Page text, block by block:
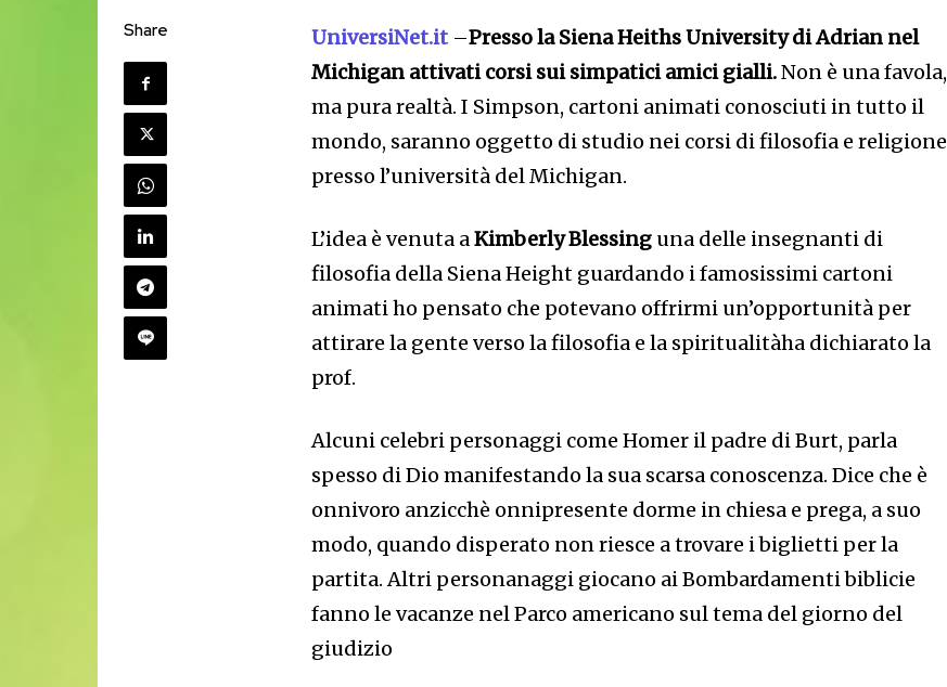
Share UniversiNet.it –Presso la Siena Heiths University di Adrian nel
Michigan attivati corsi sui simpatici amici gialli.Non è una favola,
ma pura realtà. I Simpson, cartoni animati conosciuti in tutto il
mondo, saranno oggetto di studio nei corsi di filosofia e religione
presso l’università del Michigan.
L’idea è venuta aKimberly Blessing una delle insegnanti di
filosofia della Siena Height guardando i famosissimi cartoni
animati ho pensato che potevano offrirmi un’opportunità per
attirare la gente verso la filosofia e la spiritualitàha dichiarato la
prof.
Alcuni celebri personaggi come Homer il padre di Burt, parla
spesso di Dio manifestando la sua scarsa conoscenza. Dice che è
onnivoro anzicchè onnipresente dorme in chiesa e prega, a suo
modo, quando disperato non riesce a trovare i biglietti per la
partita. Altri personanaggi giocano ai Bombardamenti biblicie
fanno le vacanze nel Parco americano sul tema del giorno del
giudizio